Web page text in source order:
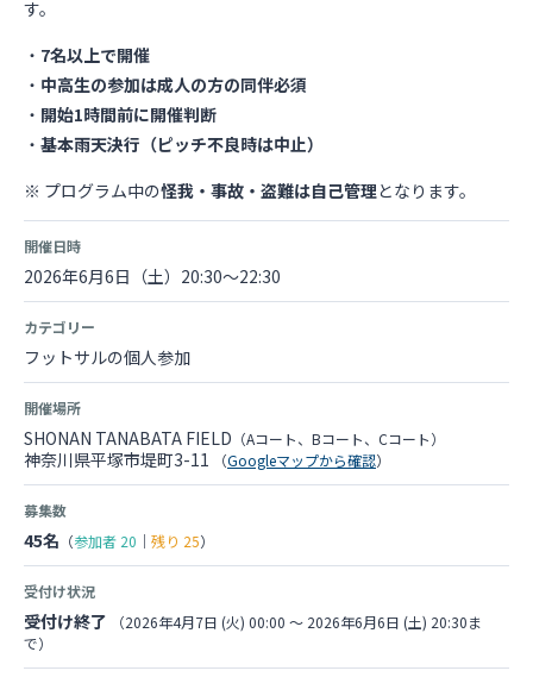
す。
・ 7名以上で開催
・ 中高生の参加は成人の方の同伴必須
・ 開始1時間前に開催判断
・ 基本雨天決行（ピッチ不良時は中止）
※ プログラム中の怪我・事故・盗難は自己管理となります。
開催日時
2026年6月6日（土）20:30～22:30
カテゴリー
フットサルの個人参加
開催場所
SHONAN TANABATA FIELD （Aコート、Bコート、Cコート）
神奈川県平塚市堤町3-11 （Googleマップから確認）
募集数
45名 （参加者 20 ｜ 残り 25）
受付け状況
受付け終了
（2026年4月7日 (火) 00:00 〜 2026年6月6日 (土) 20:30ま
で）